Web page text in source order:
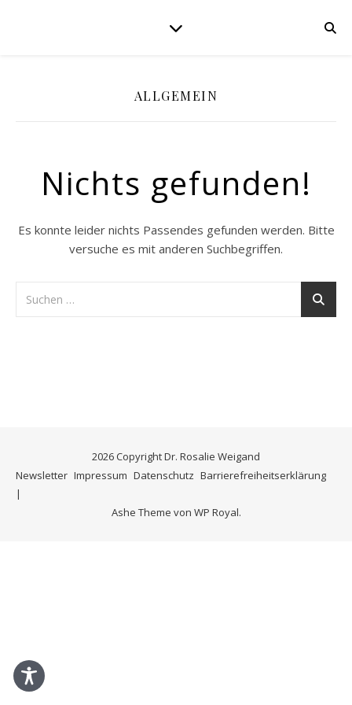
ALLGEMEIN
Nichts gefunden!
Es konnte leider nichts Passendes gefunden werden. Bitte
versuche es mit anderen Suchbegriffen.
2026 Copyright Dr. Rosalie Weigand
Newsletter Impressum Datenschutz Barrierefreiheitserklärung
Ashe Theme von WP Royal.